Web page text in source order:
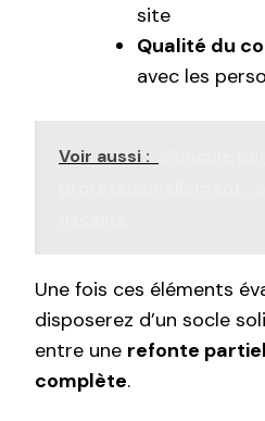
site
Qualité du
avec les
Voir aussi :
Une fois ces éléments
disposerez d’un socle
entre une refonte
complète.